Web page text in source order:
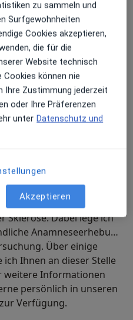
ist ein großer
wie beispielsweise
Entsprechend wichtig
zu erkennen. Oft
unentdeckt, da
verursacht. Gerne berate
Maßnahmen sowie
Regulierung des
sowie der
Fachgebieten
von Bluthochdruck über
Sklerose. Dabei lege ich
Anamneseerhebung
Über einige
Ihnen an dieser Stelle
weitere Informationen
persönlich in unseren
Verfügung.
zu sammeln und
Surfgewohnheiten
Cookies akzeptieren,
die für die
Website technisch
können nie
Ihre Zustimmung jederzeit
oder Ihre Präferenzen
unter Datenschutz und
Akzeptieren